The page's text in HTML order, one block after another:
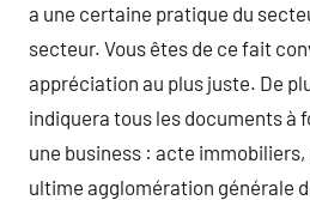
a une certaine pratique du
secteur. Vous êtes de ce fait
appréciation au plus juste. De
indiquera tous les documents à
une business : acte
ultime agglomération générale